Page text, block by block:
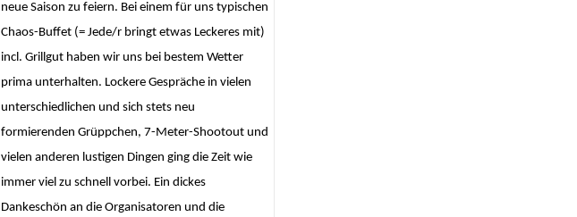
neue Saison zu feiern. Bei einem für uns typischen
Chaos-Buffet (= Jede/r bringt etwas Leckeres mit)
incl. Grillgut haben wir uns bei bestem Wetter
prima unterhalten. Lockere Gespräche in vielen
unterschiedlichen und sich stets neu
formierenden Grüppchen, 7-Meter-Shootout und
vielen anderen lustigen Dingen ging die Zeit wie
immer viel zu schnell vorbei. Ein dickes
Dankeschön an die Organisatoren und die